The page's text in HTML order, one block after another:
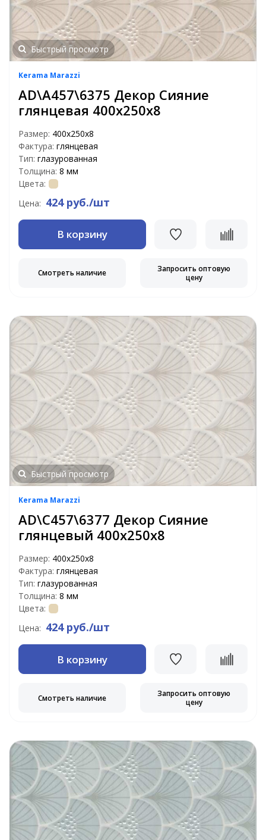
Быстрый просмотр
Kerama Marazzi
AD\A457\6375 Декор Сияние
глянцевая 400х250х8
Размер: 400х250х8
Фактура: глянцевая
Тип: глазурованная
Толщина: 8 мм
Цвета:
Цена: 424 руб./шт
В корзину
Смотреть наличие
Запросить оптовую
цену
Быстрый просмотр
Kerama Marazzi
AD\C457\6377 Декор Сияние
глянцевый 400х250х8
Размер: 400х250х8
Фактура: глянцевая
Тип: глазурованная
Толщина: 8 мм
Цвета:
Цена: 424 руб./шт
В корзину
Смотреть наличие
Запросить оптовую
цену